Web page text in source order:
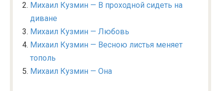
Михаил Кузмин — В проходной сидеть на
диване
Михаил Кузмин — Любовь
Михаил Кузмин — Весною листья меняет
тополь
Михаил Кузмин — Она